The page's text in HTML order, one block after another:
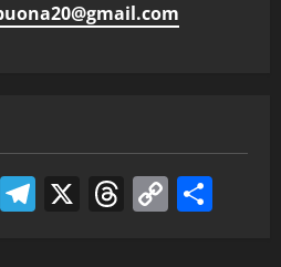
LinkedIn
Telegram
X Threads
Copy